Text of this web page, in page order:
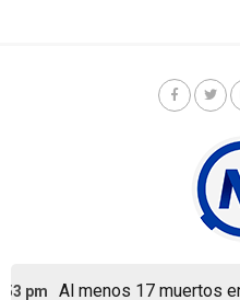
pm Al menos 17 muertos